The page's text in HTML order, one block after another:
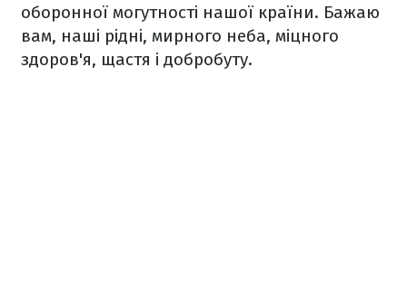
оборонної могутності нашої країни. Бажаю
вам, наші рідні, мирного неба, міцного
здоров'я, щастя і добробуту.